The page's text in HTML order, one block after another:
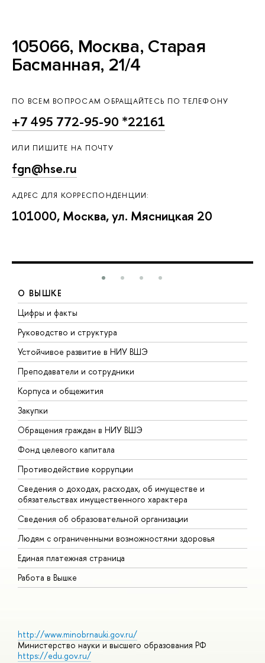
105066, Москва, Старая
Басманная, 21/4
ПО ВСЕМ ВОПРОСАМ ОБРАЩАЙТЕСЬ ПО ТЕЛЕФОНУ
+7 495 772-95-90 *22161
ИЛИ ПИШИТЕ НА ПОЧТУ
fgn@hse.ru
АДРЕС ДЛЯ КОРРЕСПОНДЕНЦИИ:
101000, Москва, ул. Мясницкая 20
О ВЫШКЕ
Цифры и факты
Руководство и структура
Устойчивое развитие в НИУ ВШЭ
Преподаватели и сотрудники
Корпуса и общежития
Закупки
Обращения граждан в НИУ ВШЭ
Фонд целевого капитала
Противодействие коррупции
Сведения о доходах, расходах, об имуществе и
обязательствах имущественного характера
Сведения об образовательной организации
Людям с ограниченными возможностями здоровья
Единая платежная страница
Работа в Вышке
http://www.minobrnauki.gov.ru/
Министерство науки и высшего образования РФ
https://edu.gov.ru/